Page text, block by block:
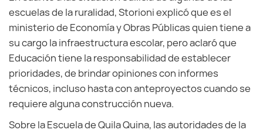
escuelas de la ruralidad, Storioni explicó que es el
ministerio de Economía y Obras Públicas quien tiene a
su cargo la infraestructura escolar, pero aclaró que
Educación tiene la responsabilidad de establecer
prioridades, de brindar opiniones con informes
técnicos, incluso hasta con anteproyectos cuando se
requiere alguna construcción nueva.
Sobre la Escuela de Quila Quina, las autoridades de la